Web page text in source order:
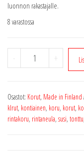
luonnon rakastajalle.
8 varastossa
-
Maarit
Kontiainen
määrä
+
Osastot: Korut, Made in Finland
klrut, kontiainen, koru, korut,
rintakoru, rintaneula, susi, tonttu